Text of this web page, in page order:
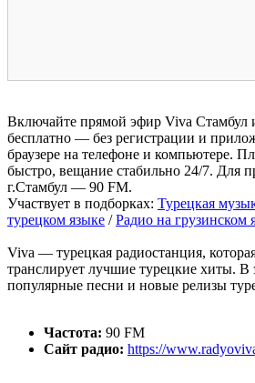
Включайте прямой эфир Viva Стамбул
бесплатно — без регистрации и
браузере на телефоне и компьютере.
быстро, вещание стабильно 24/7. Для
г.Стамбул — 90 FM.
Участвует в подборках: Турецкая
турецком языке /Радио на грузинском
Viva — турецкая радиостанция,
транслирует лучшие турецкие хиты. В
популярные песни и новые релизы
Частота: 90 FM
Сайт радио: https://